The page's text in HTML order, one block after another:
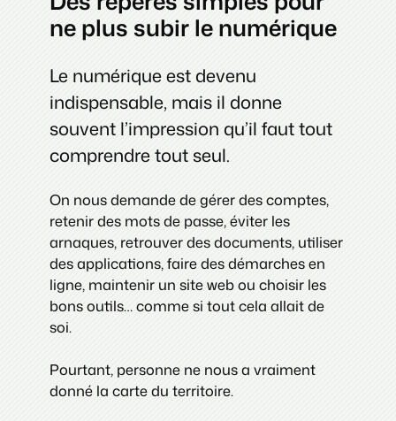
ne plus subir le numérique
Le numérique est devenu
indispensable, mais il donne
souvent l’impression qu’il faut tout
comprendre tout seul.
On nous demande de gérer des comptes,
retenir des mots de passe, éviter les
arnaques, retrouver des documents, utiliser
des applications, faire des démarches en
ligne, maintenir un site web ou choisir les
bons outils… comme si tout cela allait de
soi.
Pourtant, personne ne nous a vraiment
donné la carte du territoire.